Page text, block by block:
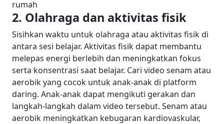
2. Olahraga dan aktivitas fisik
Sisihkan waktu untuk olahraga atau aktivitas fisik di
antara sesi belajar. Aktivitas fisik dapat membantu
melepas energi berlebih dan meningkatkan fokus
serta konsentrasi saat belajar. Cari video senam atau
aerobik yang cocok untuk anak-anak di platform
daring. Anak-anak dapat mengikuti gerakan dan
langkah-langkah dalam video tersebut. Senam atau
aerobik meningkatkan kebugaran kardiovaskular,